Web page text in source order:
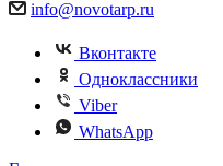
info@novotarp.ru
Вконтакте
Одноклассники
Viber
WhatsApp